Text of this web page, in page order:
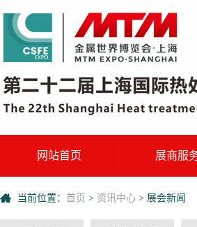
网站首页 展商服
当前位置： 首页 > 资讯中心 > 展会新闻